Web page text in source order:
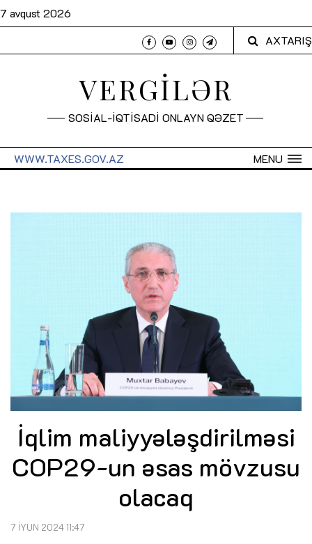
7 avqust 2026
AXTARIŞ
VERGİLƏR
SOSİAL-İQTİSADİ ONLAYN QƏZET
MENU
WWW.TAXES.GOV.AZ
İqlim maliyyələşdirilməsi
COP29-un əsas mövzusu
olacaq
7 İYUN 2024 11:47